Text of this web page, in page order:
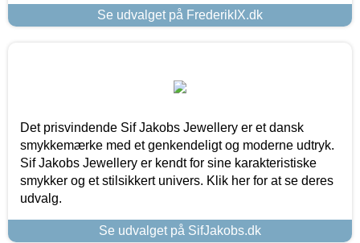
Se udvalget på FrederikIX.dk
Det prisvindende Sif Jakobs Jewellery er et dansk
smykkemærke med et genkendeligt og moderne udtryk.
Sif Jakobs Jewellery er kendt for sine karakteristiske
smykker og et stilsikkert univers. Klik her for at se deres
udvalg.
Se udvalget på SifJakobs.dk